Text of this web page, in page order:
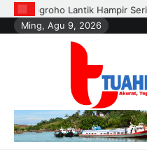
Skip
to
Dasa Wisma di Tujuh
Ming, Agu 9, 2026